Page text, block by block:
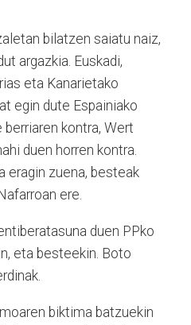
bilatzen saiatu naiz,
argazkia. Euskadi,
eta Kanarietako
egin dute Espainiako
kontra, Wert
duen horren kontra.
eragin zuena, besteak
ere.
duen PPko
eta besteekin. Boto
biktima batzuekin